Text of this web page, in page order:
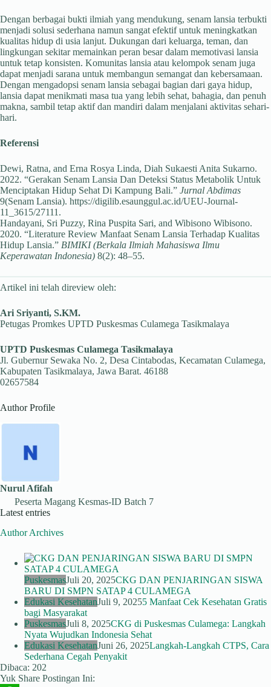
Dengan berbagai bukti ilmiah yang mendukung, senam lansia terbukti
menjadi solusi sederhana namun sangat efektif untuk meningkatkan
kualitas hidup di usia lanjut. Dukungan dari keluarga, teman, dan
lingkungan sekitar memainkan peran besar dalam memotivasi lansia
untuk tetap konsisten. Komunitas lansia atau kelompok senam juga
dapat menjadi sarana untuk membangun semangat dan kebersamaan.
Dengan mengadopsi senam lansia sebagai bagian dari gaya hidup,
lansia dapat menikmati masa tua yang lebih sehat, bahagia, dan penuh
makna, sambil tetap aktif dan mandiri dalam menjalani aktivitas sehari-
hari.
Referensi
Dewi, Ratna, and Erna Rosya Linda, Diah Sukaesti Anita Sukarno.
2022. “Gerakan Senam Lansia Dan Deteksi Status Metabolik Untuk
Menciptakan Hidup Sehat Di Kampung Bali.” Jurnal Abdimas
9(Senam Lansia). https://digilib.esaunggul.ac.id/UEU-Journal-
11_3615/27111.
Handayani, Sri Puzzy, Rina Puspita Sari, and Wibisono Wibisono.
2020. “Literature Review Manfaat Senam Lansia Terhadap Kualitas
Hidup Lansia.” BIMIKI (Berkala Ilmiah Mahasiswa Ilmu
Keperawatan Indonesia) 8(2): 48–55.
Artikel ini telah direview oleh:
Ari Sriyanti, S.KM.
Petugas Promkes UPTD Puskesmas Culamega Tasikmalaya
UPTD Puskesmas Culamega Tasikmalaya
Jl. Gubernur Sewaka No. 2, Desa Cintabodas, Kecamatan Culamega,
Kabupaten Tasikmalaya, Jawa Barat. 46188
02657584
Author Profile
Nurul Afifah
Peserta Magang Kesmas-ID Batch 7
Latest entries
Author Archives
PuskesmasJuli 20, 2025CKG DAN PENJARINGAN SISWA
BARU DI SMPN SATAP 4 CULAMEGA
Edukasi KesehatanJuli 9, 20255 Manfaat Cek Kesehatan Gratis
bagi Masyarakat
PuskesmasJuli 8, 2025CKG di Puskesmas Culamega: Langkah
Nyata Wujudkan Indonesia Sehat
Edukasi KesehatanJuni 26, 2025Langkah-Langkah CTPS, Cara
Sederhana Cegah Penyakit
Dibaca: 202
Yuk Share Postingan Ini: